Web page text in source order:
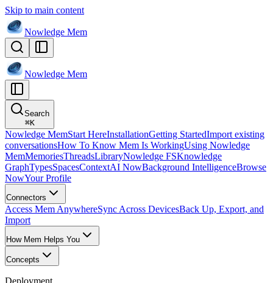
Skip to main content
Nowledge Mem
Nowledge Mem
Search
⌘K
Nowledge MemStart HereInstallationGetting StartedImport existing
conversationsHow To Know Mem Is WorkingUsing Nowledge
MemMemoriesThreadsLibraryNowledge FSKnowledge
GraphTypesSpacesContextAI NowBackground IntelligenceBrowse
NowYour Profile
Connectors
Access Mem AnywhereSync Across DevicesBack Up, Export, and
Import
How Mem Helps You
Concepts
Deployment